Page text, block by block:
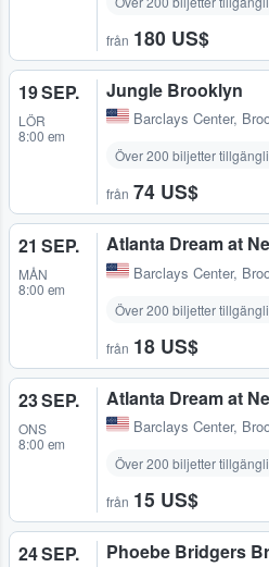
från 180 US$
19 SEP.
LÖR
8:00 em
Jungle Brooklyn
Barclays Center,
Över 200 biljetter
från 74 US$
21 SEP.
MÅN
8:00 em
Atlanta Dream at
Barclays Center,
Över 200 biljetter
från 18 US$
23 SEP.
ONS
8:00 em
Atlanta Dream at
Barclays Center,
Över 200 biljetter
från 15 US$
24 SEP. Phoebe Bridgers